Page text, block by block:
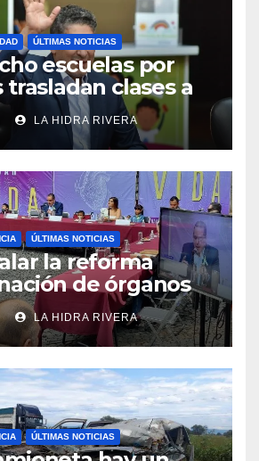
ÚLTIMAS NOTICIAS
escuelas por
trasladan clases a
LA HIDRA RIVERA
ÚLTIMAS NOTICIAS
la reforma
de órganos
LA HIDRA RIVERA
ÚLTIMAS NOTICIAS